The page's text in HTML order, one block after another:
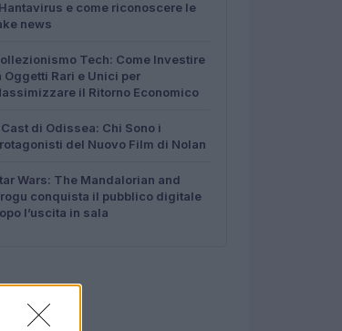
e come riconoscere le
news
Tech: Come Investire
Oggetti Rari e Unici per
il Ritorno Economico
di Odissea: Chi Sono i
del Nuovo Film di Nolan
Wars: The Mandalorian and
conquista il pubblico digitale
l’uscita in sala